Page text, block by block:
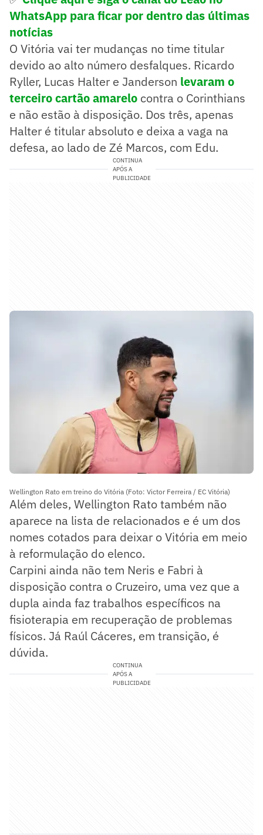
WhatsApp para ficar por dentro das últimas
notícias
O Vitória vai ter mudanças no time titular
devido ao alto número desfalques. Ricardo
Ryller, Lucas Halter e Janderson levaram o
terceiro cartão amarelo contra o Corinthians
e não estão à disposição. Dos três, apenas
Halter é titular absoluto e deixa a vaga na
defesa, ao lado de Zé Marcos, com Edu.
CONTINUA
APÓS A
PUBLICIDADE
Wellington Rato em treino do Vitória (Foto: Victor Ferreira / EC Vitória)
Além deles, Wellington Rato também não
aparece na lista de relacionados e é um dos
nomes cotados para deixar o Vitória em meio
à reformulação do elenco.
Carpini ainda não tem Neris e Fabri à
disposição contra o Cruzeiro, uma vez que a
dupla ainda faz trabalhos específicos na
fisioterapia em recuperação de problemas
físicos. Já Raúl Cáceres, em transição, é
dúvida.
CONTINUA
APÓS A
PUBLICIDADE